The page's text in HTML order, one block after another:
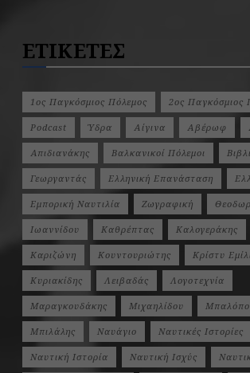
ΕΤΙΚΕΤΕΣ
1ος Παγκόσμιος Πόλεμος 2ος Παγκόσμιος
Podcast Ύδρα Αίγινα Αβέρωφ
Απιδιανάκης Βαλκανικοί Πόλεμοι
Γεωργαντάς Ελληνική Επανάσταση
Εμπορική Ναυτιλία Ζωγραφική
Ιωαννίδου Καθρέπτας Καλογεράκης
Καριζώνη Κουντουριώτης Κρίστυ
Κυριακίδης Λειβαδάς Λογοτεχνία
Μαραγκουδάκης Μιχαηλίδου
Μπιλάλης Ναυάγιο Ναυτικές Ιστορίες
Ναυτική Ιστορία Ναυτική Ισχύς